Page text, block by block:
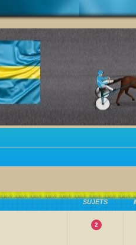
SUJETS
2